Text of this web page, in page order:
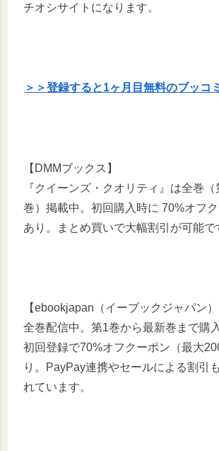
チオシサイトになります。
＞＞登録すると1ヶ月目無料のブッコ
【DMMブックス】
『クイーンズ・クオリティ』は全巻
巻）掲載中。初回購入時に 70%オフ
あり。まとめ買いで大幅割引が可能で
【ebookjapan（イーブックジャパン）
全巻配信中。第1巻から最新巻まで購
初回登録で70%オフクーポン（最大
り。PayPay連携やセールによる割引
れています。